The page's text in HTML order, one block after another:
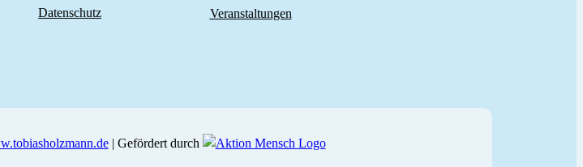
Datenschutz
Veranstaltungen
| Gefördert durch